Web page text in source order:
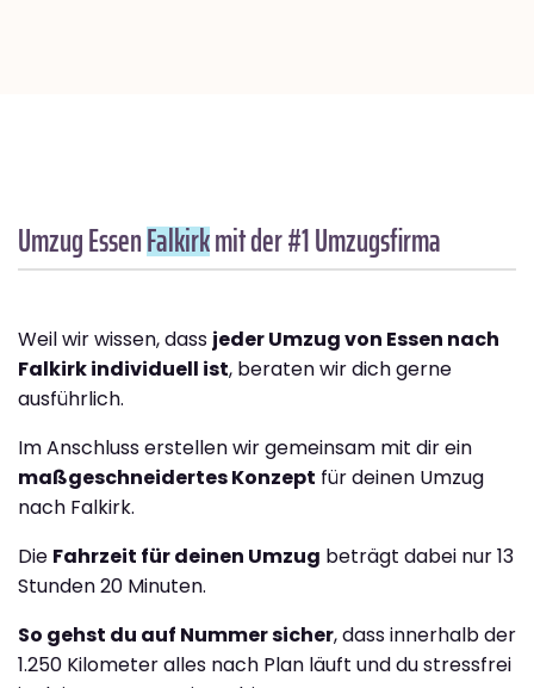
Umzug EssenFalkirkmit der #1 Umzugsfirma
Weil wir wissen, dass jeder Umzug von Essen nach
Falkirk individuell ist, beraten wir dich gerne
ausführlich.
Im Anschluss erstellen wir gemeinsam mit dir ein
maßgeschneidertes Konzept für deinen Umzug
nach Falkirk.
Die Fahrzeit für deinen Umzug beträgt dabei nur 13
Stunden 20 Minuten.
So gehst du auf Nummer sicher, dass innerhalb der
1.250 Kilometer alles nach Plan läuft und du stressfrei